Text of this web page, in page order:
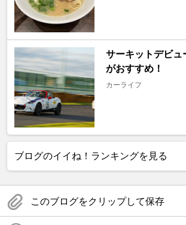
サーキットデビュ
がおすすめ！
カーライフ
ブログのイイね！ランキングを見る
このブログをクリップして保存